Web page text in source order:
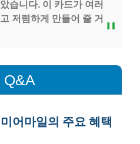
습니다. 이 카드가 여러
저렴하게 만들어 줄 거
Q&A
어마일의 주요 혜택